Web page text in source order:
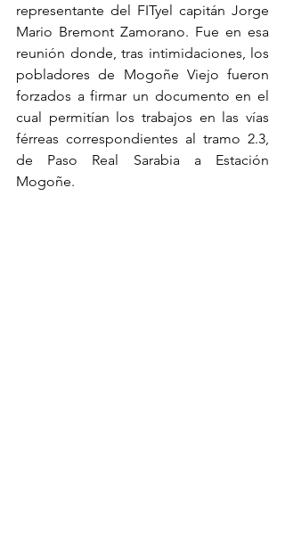
representante del FITyel capitán Jorge
Mario Bremont Zamorano. Fue en esa
reunión donde, tras intimidaciones, los
pobladores de Mogoñe Viejo fueron
forzados a firmar un documento en el
cual permitían los trabajos en las vías
férreas correspondientes al tramo 2.3,
de Paso Real Sarabia a Estación
Mogoñe.